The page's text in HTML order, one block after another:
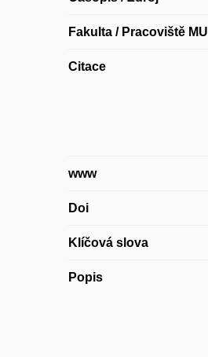
Fakulta / Pracoviště MU
Citace
www
Doi
Klíčová slova
Popis